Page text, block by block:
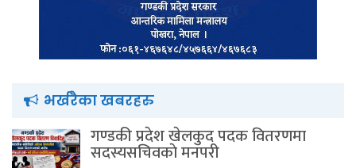
भर्खरैका खबरहरु
गण्डकी प्रदेश खेलकुद पदक वितरणमा
सदस्यसचिवकाे मनपरी